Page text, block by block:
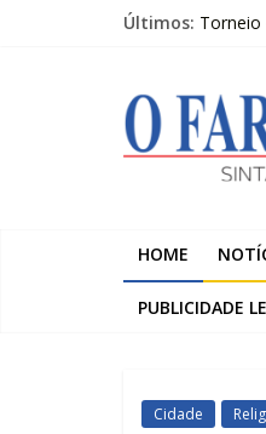
Últimos: Torneio
Projeto
2º
O
Nossa
Cidade
HOME
PUBLICIDADE
Cidade